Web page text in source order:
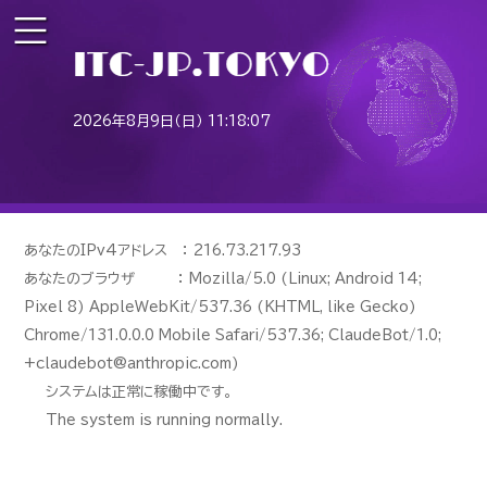
2026年8月9日（日） 11:18:07
システムは正常に稼働中です。
The system is running normally.
あなたのIPv4アドレス ： 216.73.217.93
あなたのブラウザ ： Mozilla/5.0 (Linux; Android 14;
Pixel 8) AppleWebKit/537.36 (KHTML, like Gecko)
Chrome/131.0.0.0 Mobile Safari/537.36; ClaudeBot/1.0;
+claudebot@anthropic.com)